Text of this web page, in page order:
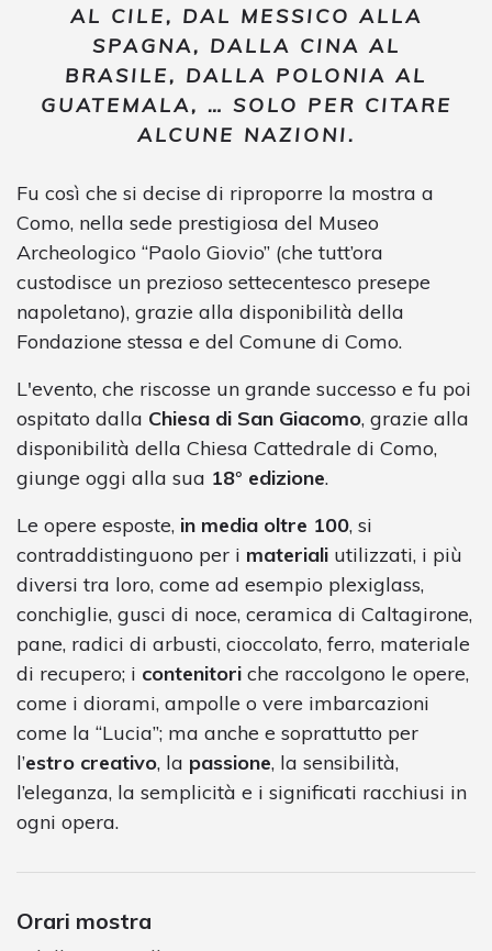
AL CILE, DAL MESSICO ALLA
SPAGNA, DALLA CINA AL
BRASILE, DALLA POLONIA AL
GUATEMALA, … SOLO PER CITARE
ALCUNE NAZIONI.
Fu così che si decise di riproporre la mostra a
Como, nella sede prestigiosa del Museo
Archeologico “Paolo Giovio” (che tutt’ora
custodisce un prezioso settecentesco presepe
napoletano), grazie alla disponibilità della
Fondazione stessa e del Comune di Como.
L'evento, che riscosse un grande successo e fu poi
ospitato dalla Chiesa di San Giacomo, grazie alla
disponibilità della Chiesa Cattedrale di Como,
giunge oggi alla sua 18° edizione.
Le opere esposte, in media oltre 100, si
contraddistinguono per i materiali utilizzati, i più
diversi tra loro, come ad esempio plexiglass,
conchiglie, gusci di noce, ceramica di Caltagirone,
pane, radici di arbusti, cioccolato, ferro, materiale
di recupero; i contenitori che raccolgono le opere,
come i diorami, ampolle o vere imbarcazioni
come la “Lucia”; ma anche e soprattutto per
l’estro creativo, la passione, la sensibilità,
l’eleganza, la semplicità e i significati racchiusi in
ogni opera.
Orari mostra